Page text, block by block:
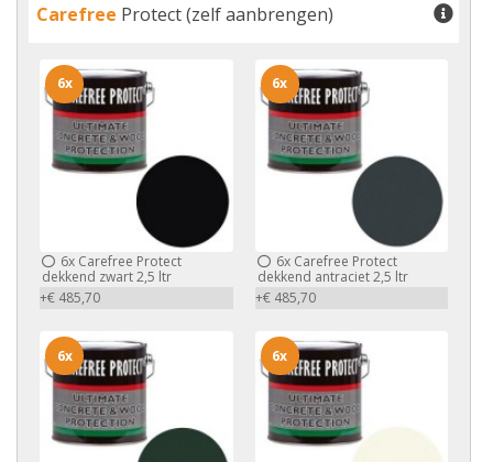
Carefree Protect (zelf aanbrengen)
6x Carefree Protect
dekkend zwart 2,5 ltr
+€ 485,70
6x
6xCarefree Protect
dekkend antraciet 2,5 ltr
+€ 485,70
6x
6x 6x